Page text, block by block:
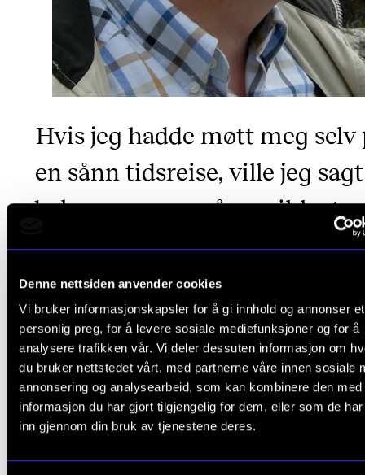
Denne nettsiden anvender cookies
Vi bruker informasjonskapsler for å gi innhold og annonser et
personlig preg, for å levere sosiale mediefunksjoner og for å
analysere trafikken vår. Vi deler dessuten informasjon om
du bruker nettstedet vårt, med partnerne våre innen sosiale
annonsering og analysearbeid, som kan kombinere den med
informasjon du har gjort tilgjengelig for dem, eller som de
inn gjennom din bruk av tjenestene deres.
Hvis jeg hadde møtt meg selv
en sånn tidsreise, ville jeg
du bør være mer åpen, ikke
har løsningen på alt – ennå.
Morten Gaathaug om hva han ville sagt til seg selv som ung
Ukrainsk vennskap
Spesielt for konserten er også at det kommer